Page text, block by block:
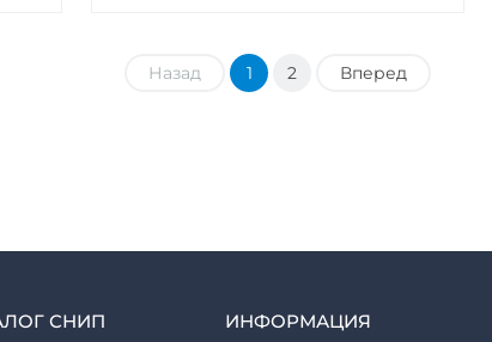
Назад 1 2 Вперед
СНИП ИНФОРМАЦИЯ